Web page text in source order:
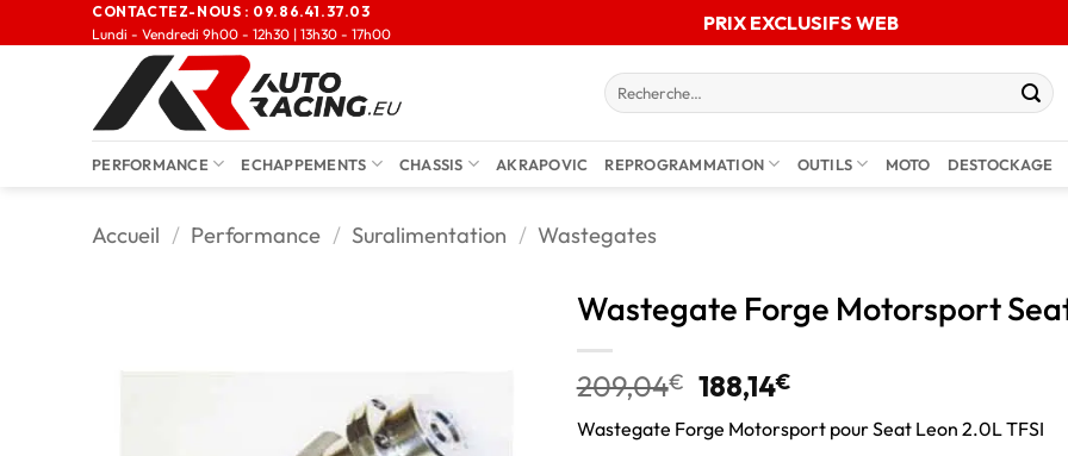
CONTACTEZ-NOUS : 09.86.41.37.03
Lundi - Vendredi 9h00 - 12h30 | 13h30 - 17h00
PRIX EXCLUSIFS WEB
PERFORMANCE ECHAPPEMENTS CHASSIS AKRAPOVIC REPROGRAMMATION OUTILS MOTO DESTOCKAGE
Accueil / Performance / Suralimentation / Wastegates
Wastegate Forge Motorsport
209,04€ 188,14€
Wastegate Forge Motorsport pour Seat Leon 2.0L TFSI